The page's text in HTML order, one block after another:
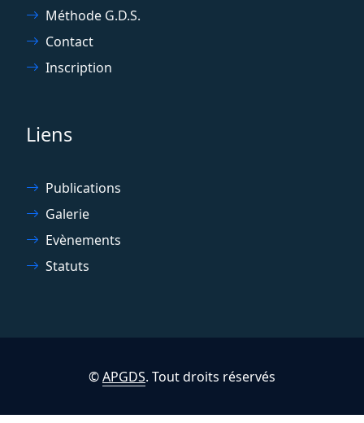
Méthode G.D.S.
Contact
Inscription
Liens
Publications
Galerie
Evènements
Statuts
©APGDS. Tout droits réservés